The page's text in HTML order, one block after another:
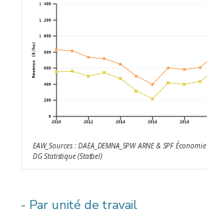
EAW_Sources : DAEA_DEMNA_SPW ARNE & SPF Économie
DG Statistique (Statbel)
- Par unité de travail